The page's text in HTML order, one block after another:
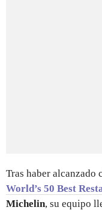
Tras haber alcanzado
World’s 50 Best
Michelin, su equipo